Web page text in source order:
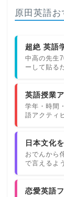
原田英語
超絶 英語
中高の先生
ーして貼る
英語授業
学年・時間
語アクティ
日本文化
おでんから
で言えるよ
恋愛英語